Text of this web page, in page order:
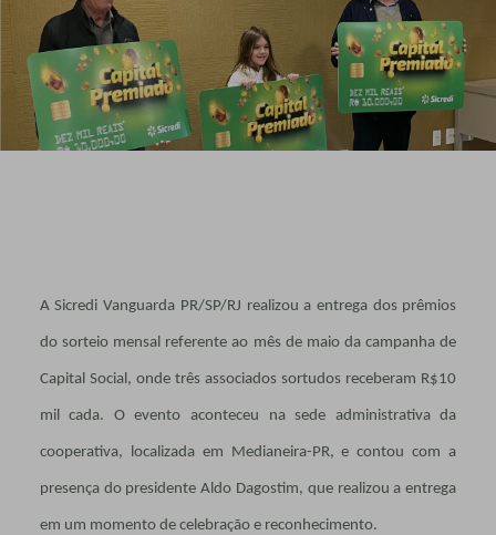
A Sicredi Vanguarda PR/SP/RJ realizou a entrega dos prêmios
do sorteio mensal referente ao mês de maio da campanha de
Capital Social, onde três associados sortudos receberam R$10
mil cada. O evento aconteceu na sede administrativa da
cooperativa, localizada em Medianeira-PR, e contou com a
presença do presidente Aldo Dagostim, que realizou a entrega
em um momento de celebração e reconhecimento.